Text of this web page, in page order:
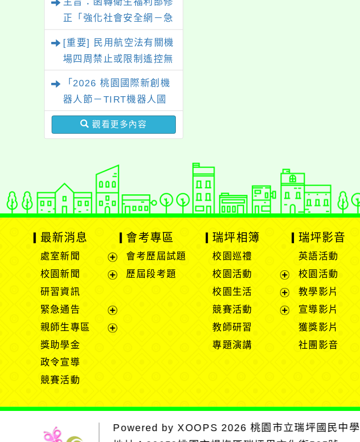
正「強化社會安全網－急
請參考運用，請查照。
[重要] 民用航空法有關機
場四周禁止或限制遙控無
「2026 桃園國際新創機
器人節－TIRT機器人國
際賽」活動資訊
觀看更多內容
最新消息
處室新聞
展
開
單
校園新聞
選
單
研習資訊
緊急通告
展
開
親師生專區
獎助學金
政令宣導
競賽活動
會考專區
會考歷屆試題
歷屆段考題
瑞坪相簿
校園巡禮
校園活動
展
開
選
校園生活
展
開
競賽活動
教師研習
專題演講
瑞坪影音
英語活動
校園活動
教學影片
宣導影片
獲獎影片
社團影音
Powered by XOOPS 2026桃園市立瑞坪國民中學